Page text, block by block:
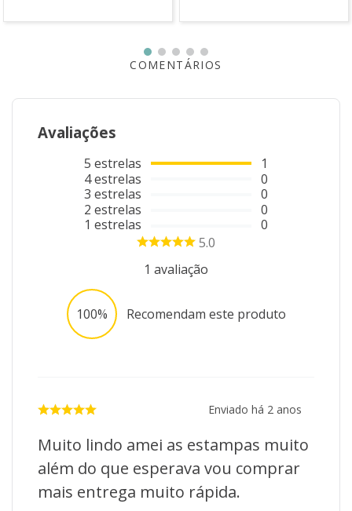
COMENTÁRIOS
Avaliações
5 estrelas
4estrelas
3 estrelas
2 estrelas
1 estrelas
1
0
0
0
0
5.0
1 avaliação
100% Recomendam este produto
Enviado há 2 anos
Muito lindo amei as estampas muito
além do que esperava vou comprar
mais entrega muito rápida.